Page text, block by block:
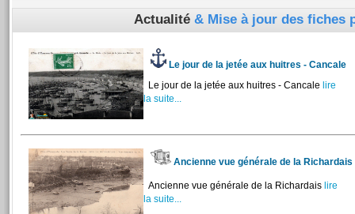
Actualité & Mise à jour des fiches
Le jour de la jetée aux huitres - Cancale
Le jour de la jetée aux huitres - Cancale lire
la suite...
Ancienne vue générale de la Richardais
Ancienne vue générale de la Richardais lire
la suite...